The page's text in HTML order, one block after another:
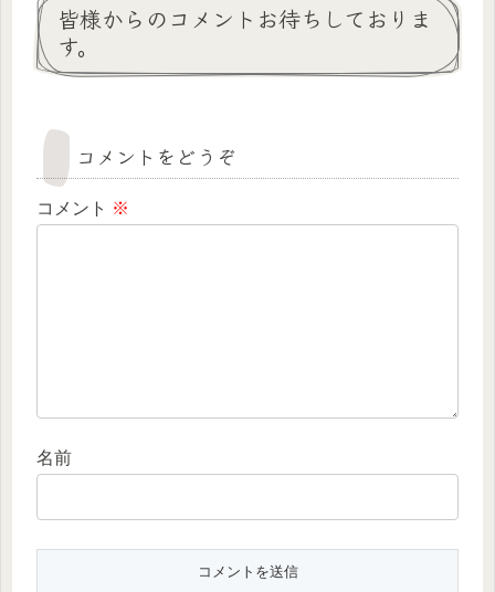
皆様からのコメントお待ちしておりま
す。
コメントをどうぞ
コメント ※
名前